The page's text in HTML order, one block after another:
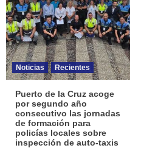
Noticias Recientes
Puerto de la Cruz acoge
por segundo año
consecutivo las jornadas
de formación para
policías locales sobre
inspección de auto-taxis